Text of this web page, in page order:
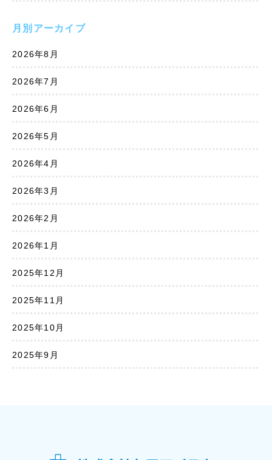
月別アーカイブ
2026年8月
2026年7月
2026年6月
2026年5月
2026年4月
2026年3月
2026年2月
2026年1月
2025年12月
2025年11月
2025年10月
2025年9月